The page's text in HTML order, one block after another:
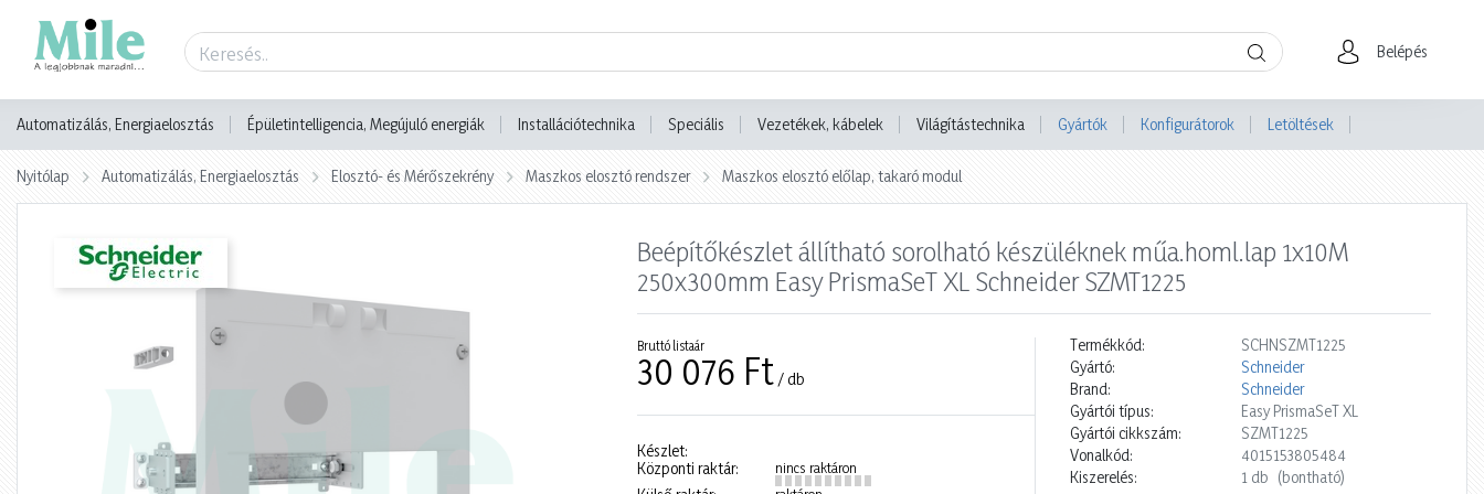
Belépés
Automatizálás, Energiaelosztás Épületintelligencia, Megújuló energiák Installációtechnika Speciális Vezetékek, kábelek Világítástechnika Gyártók Konfigurátorok Letöltések
Nyitólap Automatizálás, Energiaelosztás Elosztó- és Mérőszekrény Maszkos elosztó rendszer Maszkos elosztó előlap, takaró modul
Beépítőkészlet állítható sorolható készüléknek műa.homl.lap 1x10M
250x300mm Easy PrismaSeT XL Schneider SZMT1225
Bruttó listaár
30 076 Ft / db
Készlet:
Központi raktár:
nincs raktáron
Termékkód:
SCHNSZMT1225
Gyártó:
Schneider
Brand:
Schneider
Gyártói típus:
Easy PrismaSeT XL
Gyártói cikkszám:
SZMT1225
Vonalkód:
4015153805484
Kiszerelés:
1 db (bontható)
Termék adatlap